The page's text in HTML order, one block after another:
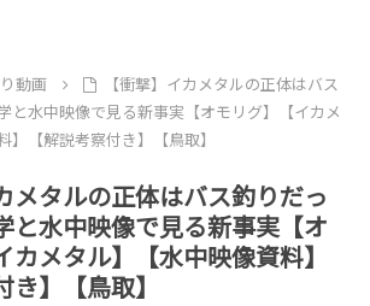
動画
【衝撃】イカメタルの正体はバス
と水中映像で見る新事実【オモリグ】【イカメ
】【解説考察付き】【鳥取】
メタルの正体はバス釣りだっ
と水中映像で見る新事実【オ
カメタル】【水中映像資料】
き】【鳥取】